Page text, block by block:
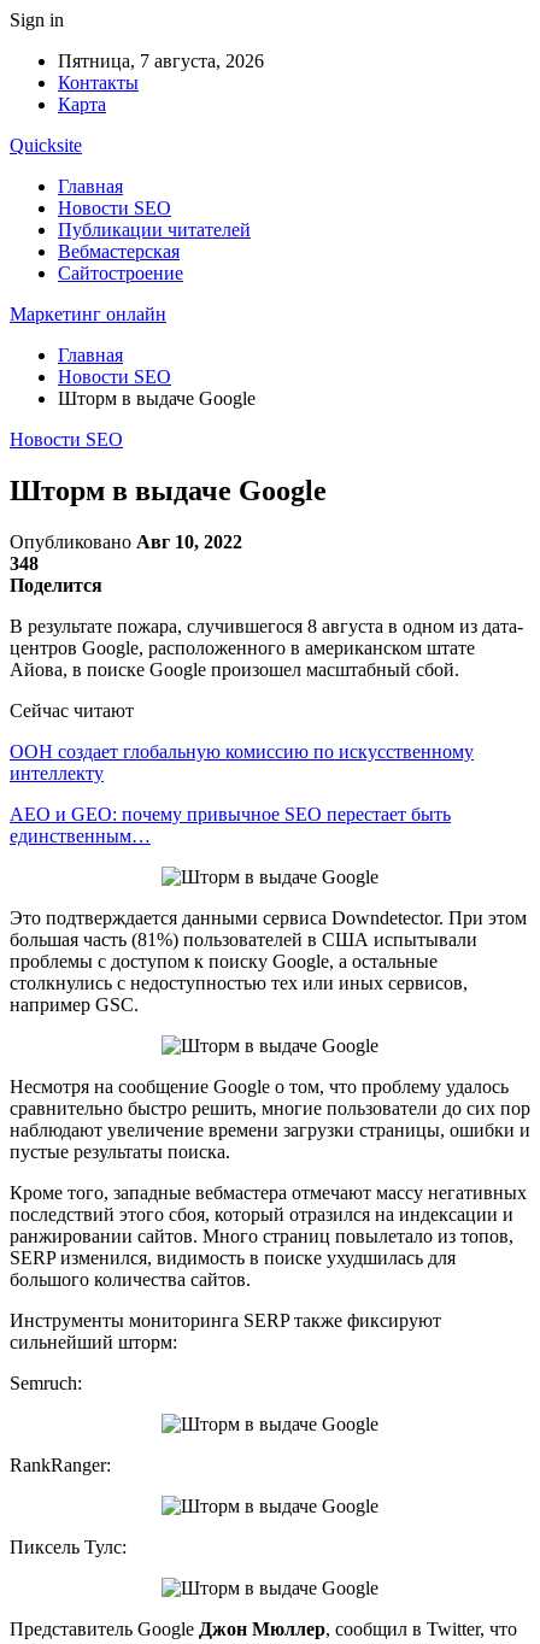
Sign in
Пятница, 7 августа, 2026
Контакты
Карта
Quicksite
Главная
Новости SEO
Публикации читателей
Вебмастерская
Сайтостроение
Маркетинг онлайн
Главная
Новости SEO
Шторм в выдаче Google
Новости SEO
Шторм в выдаче Google
Опубликовано Авг 10, 2022
348
Поделится
В результате пожара, случившегося 8 августа в одном из дата-
центров Google, расположенного в американском штате
Айова, в поиске Google произошел масштабный сбой.
Сейчас читают
ООН создает глобальную комиссию по искусственному
интеллекту
AEO и GEO: почему привычное SEO перестает быть
единственным…
Это подтверждается данными сервиса Downdetector. При этом
большая часть (81%) пользователей в США испытывали
проблемы с доступом к поиску Google, а остальные
столкнулись с недоступностью тех или иных сервисов,
например GSC.
Несмотря на сообщение Google о том, что проблему удалось
сравнительно быстро решить, многие пользователи до сих пор
наблюдают увеличение времени загрузки страницы, ошибки и
пустые результаты поиска.
Кроме того, западные вебмастера отмечают массу негативных
последствий этого сбоя, который отразился на индексации и
ранжировании сайтов. Много страниц повылетало из топов,
SERP изменился, видимость в поиске ухудшилась для
большого количества сайтов.
Инструменты мониторинга SERP также фиксируют
сильнейший шторм:
Semruch:
RankRanger:
Пиксель Тулс:
Представитель Google Джон Мюллер, сообщил в Twitter, что